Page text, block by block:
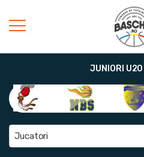
JUNIORI U20
Jucatori